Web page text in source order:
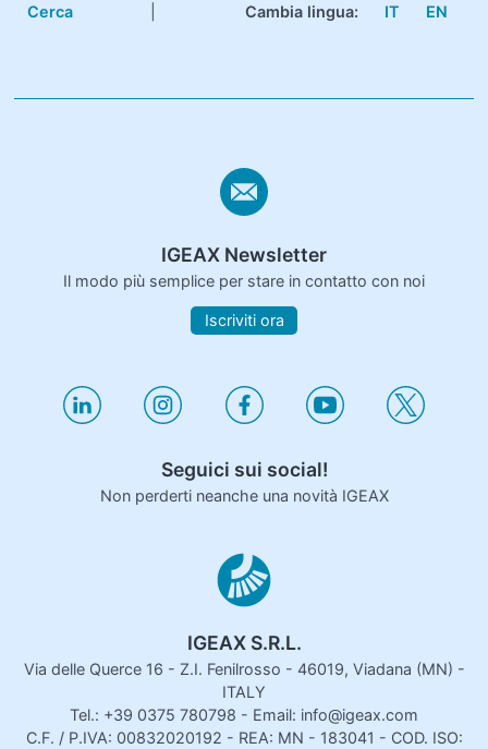
Cerca Cambia lingua: IT EN
IGEAX Newsletter
Il modo più semplice per stare in contatto con noi
Iscriviti ora
Seguici sui social!
Non perderti neanche una novità IGEAX
IGEAX S.R.L.
Via delle Querce 16 - Z.I. Fenilrosso - 46019, Viadana (MN) -
ITALY
Tel.: +39 0375 780798 - Email: info@igeax.com
C.F. / P.IVA: 00832020192 - REA: MN - 183041 - COD. ISO: